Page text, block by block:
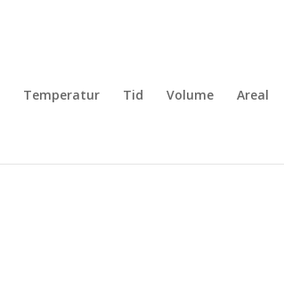
Temperatur Tid Volume Areal